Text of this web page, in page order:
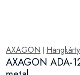
AXAGON
AXAGON ADA-